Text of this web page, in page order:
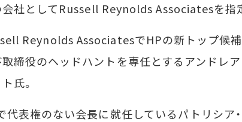
会社としてRussell Reynolds Associatesを指
Reynolds AssociatesでHPの新トップ候補
締役のヘッドハントを専任とするアンドレア
氏。
表権のない会長に就任しているパトリシア・